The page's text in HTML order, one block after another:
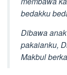
bedakku
Dibawa
pakaianku,
Makbul